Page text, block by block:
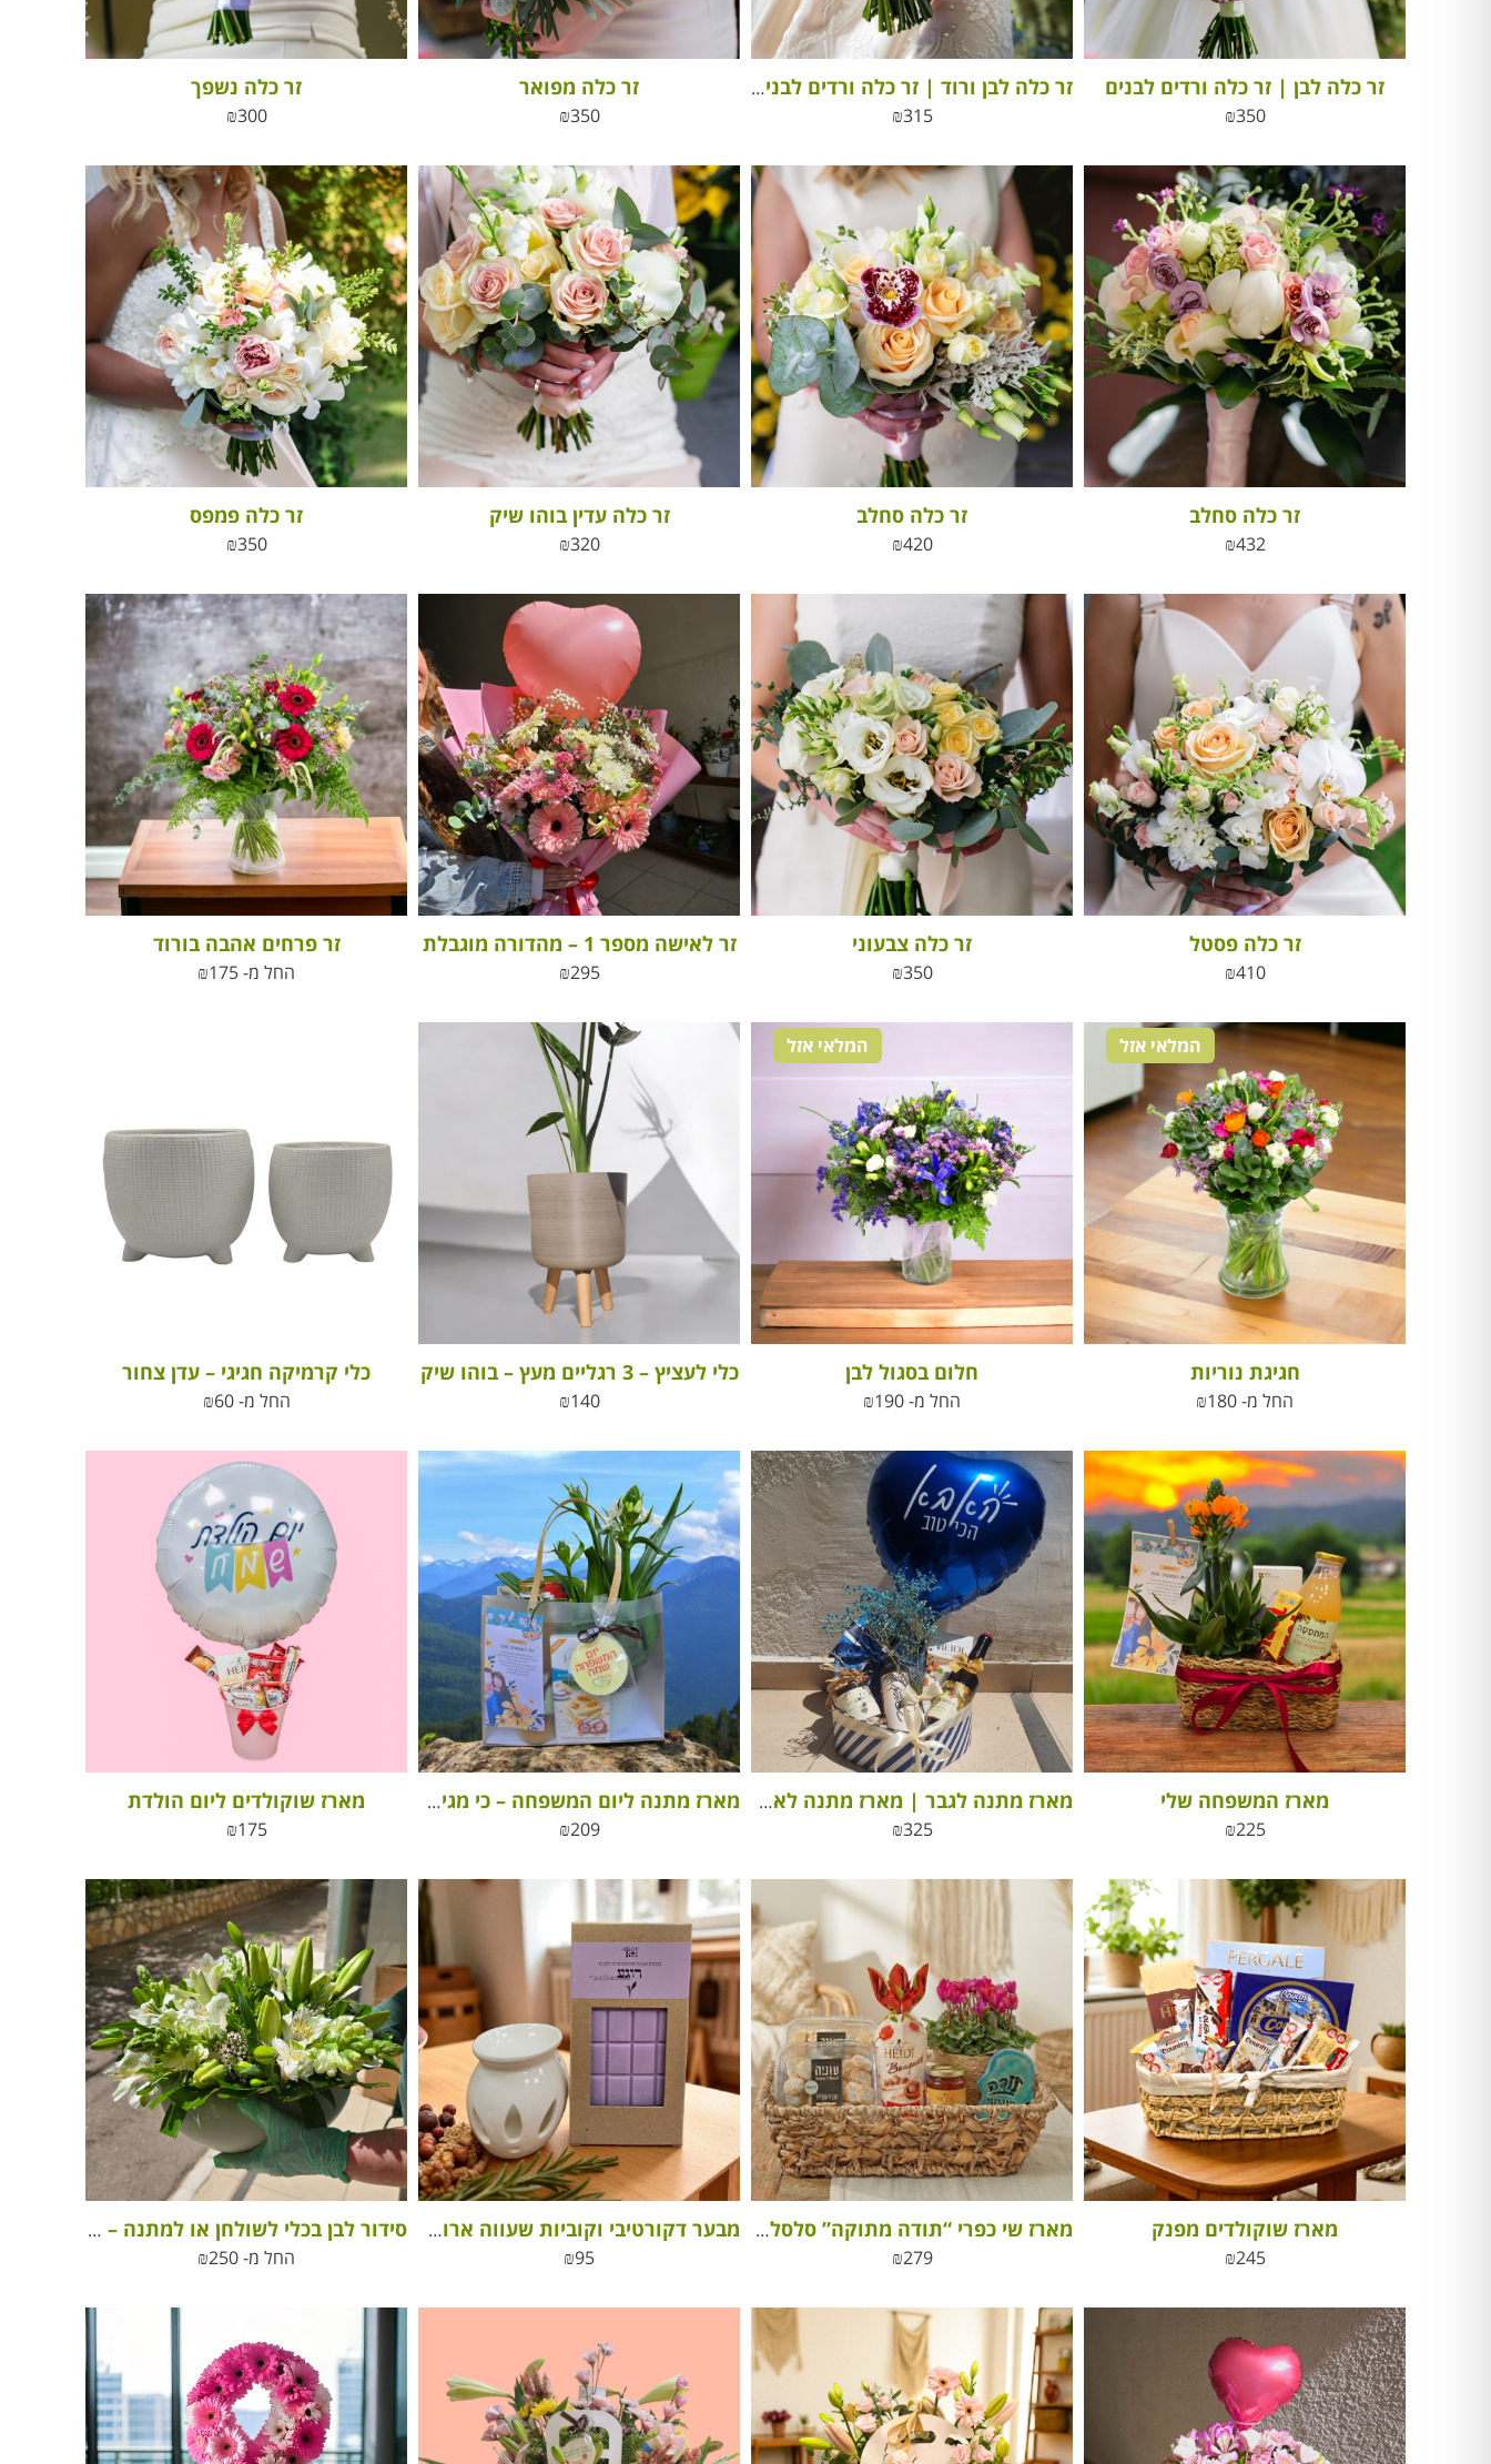
זר כלה לבן | זר כלה ורדים לבנים
₪350
זר כלה לבן ורוד | זר כלה ורדים לבנים ורודים
₪315
זר כלה מפואר
₪350
זר כלה נשפך
₪300
זר כלה סחלב
₪432
זר כלה סחלב
₪420
זר כלה עדין בוהו שיק
₪320
זר כלה פמפס
₪350
זר כלה פסטל
₪410
זר כלה צבעוני
₪350
זר לאישה מספר 1 – מהדורה מוגבלת
₪295
זר פרחים אהבה בורוד
החל מ- ₪175
המלאי אזל
חגיגת נוריות
החל מ- ₪180
המלאי אזל
חלום בסגול לבן
החל מ- ₪190
כלי לעציץ – 3 רגליים מעץ – בוהו שיק
₪140
כלי קרמיקה חגיגי – עדן צחור
החל מ- ₪60
מארז המשפחה שלי
₪225
מארז מתנה לגבר | מארז מתנה לאבא
₪325
מארז מתנה ליום המשפחה – כי מגיע להם הטוב ביותר
₪209
מארז שוקולדים ליום הולדת
₪175
מארז שוקולדים מפנק
₪245
מארז שי כפרי “תודה מתוקה” סלסלת פינוקים, פריחה והוקרה
₪279
מבער דקורטיבי וקוביות שעווה ארומטיות בעבודת יד
₪95
סידור לבן בכלי לשולחן או למתנה – white flower arrangement in an elegant ceramic vase
החל מ-
₪250